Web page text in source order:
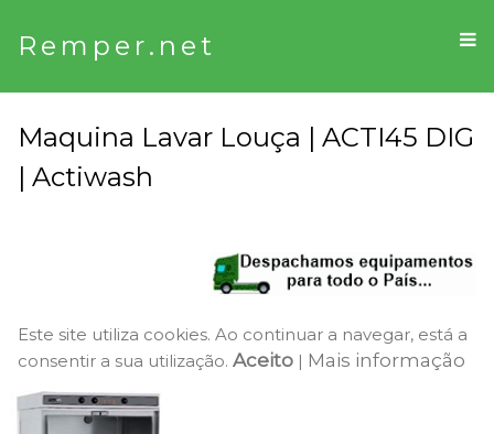
Remper.net
Maquina Lavar Louça | ACTI45 DIG
| Actiwash
Este site utiliza cookies. Ao continuar a navegar, está a
consentir a sua utilização. Aceito | Mais informação